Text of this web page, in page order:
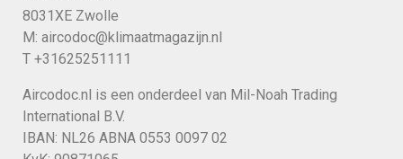
8031XE Zwolle
M: aircodoc@klimaatmagazijn.nl
T +31625251111
Aircodoc.nl is een onderdeel van Mil-Noah Trading
International B.V.
IBAN: NL26 ABNA 0553 0097 02